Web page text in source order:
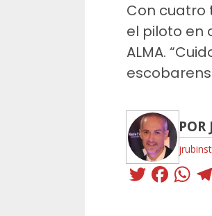
Con cuatro
el piloto en
ALMA.
POR